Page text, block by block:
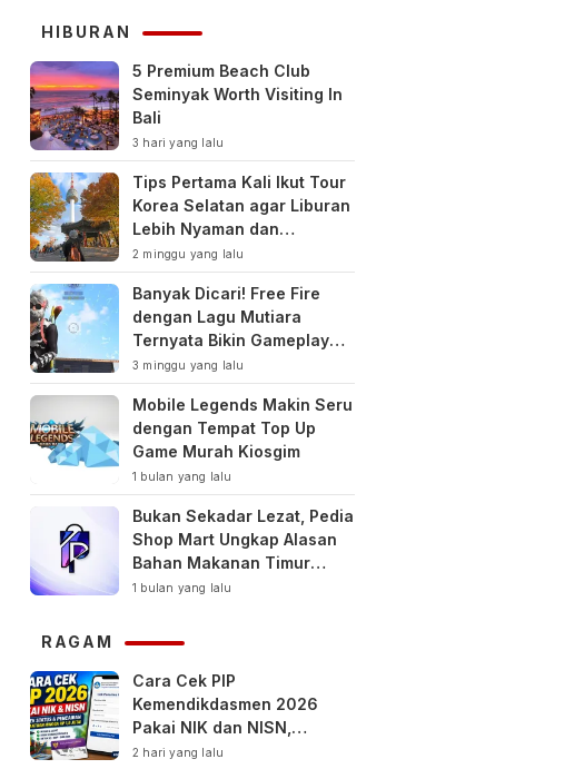
HIBURAN
5 Premium Beach Club
Seminyak Worth Visiting In
Bali
3 hari yang lalu
Tips Pertama Kali Ikut Tour
Korea Selatan agar Liburan
Lebih Nyaman dan
Berkesan
2 minggu yang lalu
Banyak Dicari! Free Fire
dengan Lagu Mutiara
Ternyata Bikin Gameplay
Makin Keren
3 minggu yang lalu
Mobile Legends Makin Seru
dengan Tempat Top Up
Game Murah Kiosgim
1 bulan yang lalu
Bukan Sekadar Lezat, Pedia
Shop Mart Ungkap Alasan
Bahan Makanan Timur
Tengah Jadi Tren Gaya
1 bulan yang lalu
RAGAM
Cara Cek PIP
Kemendikdasmen 2026
Pakai NIK dan NISN,
Bantuan hingga Rp1,8 Juta
2 hari yang lalu